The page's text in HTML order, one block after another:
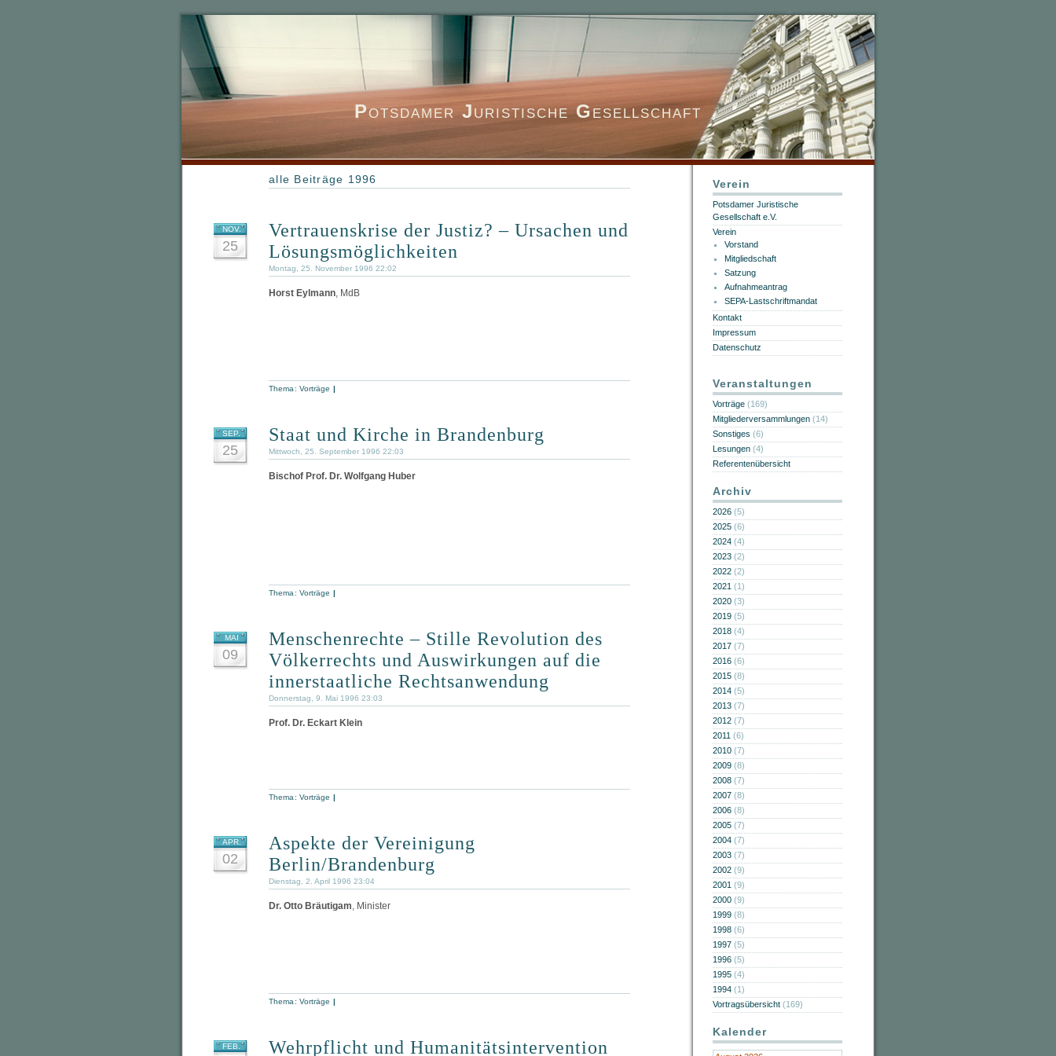
Potsdamer JuristischeGesellschaft
alle Beiträge 1996
NOV.
25
Vertrauenskrise der Justiz? – Ursachen und
Lösungsmöglichkeiten
Montag, 25. November 1996 22:02
Horst Eylmann, MdB
Thema: Vorträge |
SEP.
25
Staat und Kirche in Brandenburg
Mittwoch, 25. September 1996 22:03
Bischof Prof. Dr. Wolfgang Huber
Thema: Vorträge |
MAI
09
Menschenrechte – Stille Revolution des
Völkerrechts und Auswirkungen auf die
innerstaatliche Rechtsanwendung
Donnerstag, 9. Mai 1996 23:03
Prof. Dr. Eckart Klein
Thema: Vorträge |
APR.
02
Aspekte der Vereinigung
Berlin/Brandenburg
Dienstag, 2. April 1996 23:04
Dr. Otto Bräutigam, Minister
Thema: Vorträge |
FEB. Wehrpflicht und Humanitätsintervention
Verein
Potsdamer Juristische
Gesellschaft e.V.
Verein
Vorstand
Mitgliedschaft
Satzung
Aufnahmeantrag
SEPA-Lastschriftmandat
Kontakt
Impressum
Datenschutz
Veranstaltungen
Vorträge (169)
Mitgliederversammlungen (14)
Sonstiges (6)
Lesungen (4)
Referentenübersicht
Archiv
2026 (5)
2025 (6)
2024 (4)
2023 (2)
2022 (2)
2021 (1)
2020 (3)
2019 (5)
2018 (4)
2017 (7)
2016 (6)
2015 (8)
2014 (5)
2013 (7)
2012 (7)
2011 (6)
2010 (7)
2009 (8)
2008 (7)
2007 (8)
2006 (8)
2005 (7)
2004 (7)
2003 (7)
2002 (9)
2001 (9)
2000 (9)
1999 (8)
1998 (6)
1997 (5)
1996 (5)
1995 (4)
1994 (1)
Vortragsübersicht (169)
Kalender